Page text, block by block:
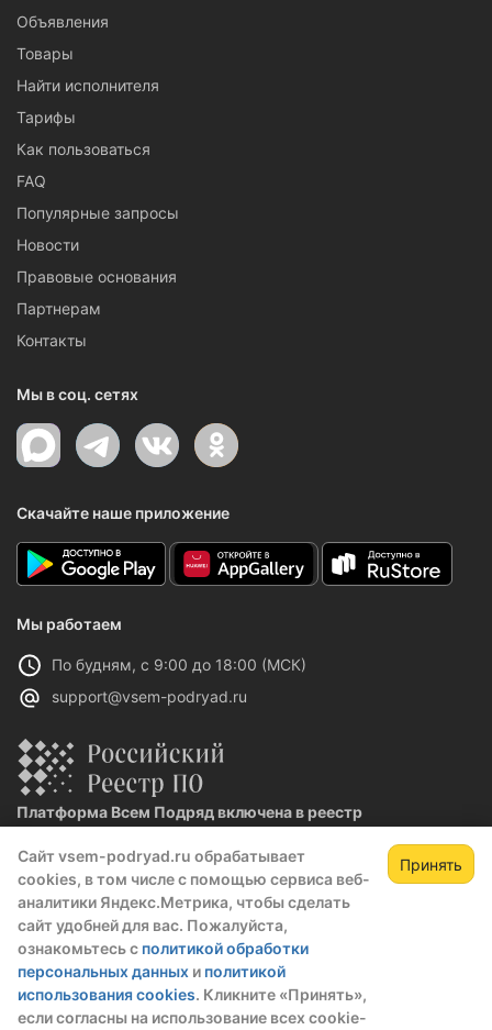
Сайт vsem-podryad.ru обрабатывает
cookies, в том числе с помощью сервиса веб-
аналитики Яндекс.Метрика, чтобы сделать
сайт удобней для вас. Пожалуйста,
ознакомьтесь с политикой обработки
персональных данных и политикой
использования cookies. Кликните «Принять»,
если согласны на использование всех cookie-
Принять
Объявления
Товары
Найти исполнителя
Тарифы
Как пользоваться
FAQ
Популярные запросы
Новости
Правовые основания
Партнерам
Контакты
Мы в соц. сетях
Скачайте наше приложение
Мы работаем
По будням, с 9:00 до 18:00 (МСК)
support@vsem-podryad.ru
Платформа Всем Подряд включена в реестр
Реестровая запись №32021 от 06.02.2026
Политика конфиденциальности
О компании